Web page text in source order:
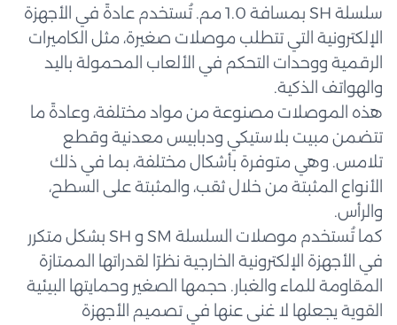
سلسلة SH بمسافة 1.0 مم. تُستخدم عادةً في الأجهزة
الإلكترونية التي تتطلب موصلات صغيرة، مثل الكاميرات
الرقمية ووحدات التحكم في الألعاب المحمولة باليد
والهواتف الذكية.
هذه الموصلات مصنوعة من مواد مختلفة، وعادةً ما
تتضمن مبيت بلاستيكي ودبابيس معدنية وقطع
تلامس. وهي متوفرة بأشكال مختلفة، بما في ذلك
الأنواع المثبتة من خلال ثقب، والمثبتة على السطح،
والرأس.
كما تُستخدم موصلات السلسلة SM و SH بشكل متكرر
في الأجهزة الإلكترونية الخارجية نظرًا لقدراتها الممتازة
المقاومة للماء والغبار. حجمها الصغير وحمايتها البيئية
القوية يجعلها لا غنى عنها في تصميم الأجهزة